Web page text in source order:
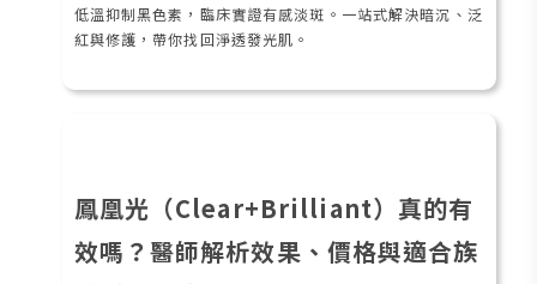
低溫抑制黑色素，臨床實證有感淡斑。一站式解決暗沉、泛
紅與修護，帶你找回淨透發光肌。
鳳凰光（Clear+Brilliant）真的有
效嗎？醫師解析效果、價格與適合族